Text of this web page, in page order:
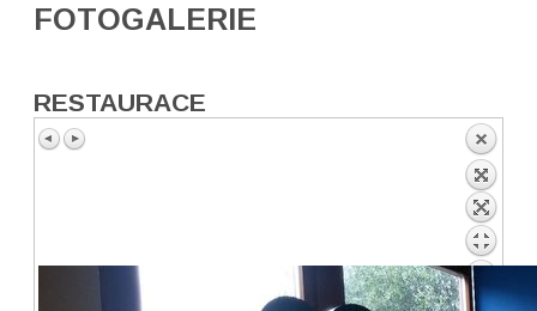
FOTOGALERIE
RESTAURACE